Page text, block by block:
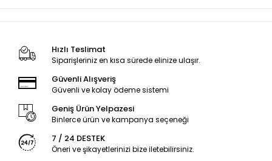
Hızlı Teslimat
Siparişleriniz en kısa sürede elinize ulaşır.
Güvenli Alışveriş
Güvenli ve kolay ödeme sistemi
Geniş Ürün Yelpazesi
Binlerce ürün ve kampanya seçeneği
7 / 24 DESTEK
Öneri ve şikayetlerinizi bize iletebilirsiniz.